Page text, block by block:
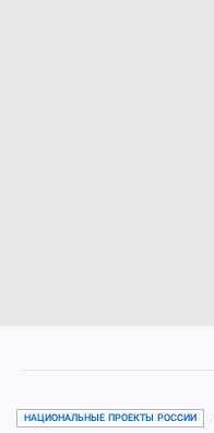
НАЦИОНАЛЬНЫЕ ПРОЕКТЫ РОССИИ